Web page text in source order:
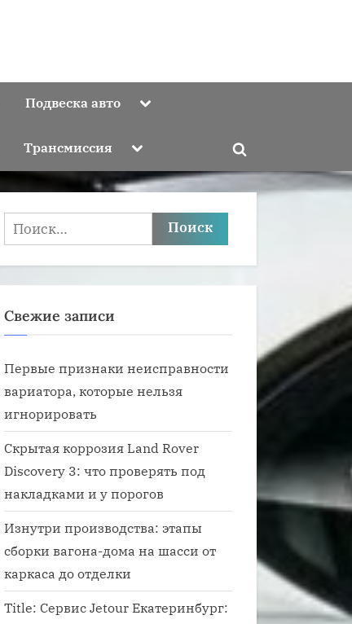
Подвеска авто Toggle
Трансмиссия Toggle
menu
Toggle
Найти:
Свежие записи
Первые признаки неисправности
вариатора, которые нельзя
игнорировать
Скрытая коррозия Land Rover
Discovery 3: что проверять под
накладками и у порогов
Изнутри производства: этапы
сборки вагона-дома на шасси от
каркаса до отделки
Title: Сервис Jetour Екатеринбург: